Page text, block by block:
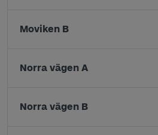
Moviken B
Norra vägen A
Norra vägen B